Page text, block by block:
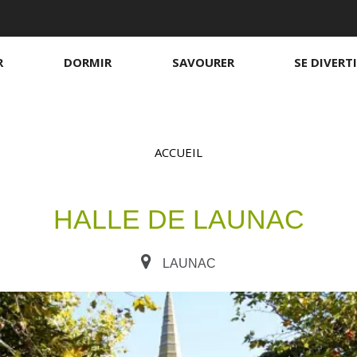
DORMIR
Chambres d'hôtes
SAVOURER
Sur le pouce
SE
ACCUEIL
HALLE DE LAUNAC
LAUNAC